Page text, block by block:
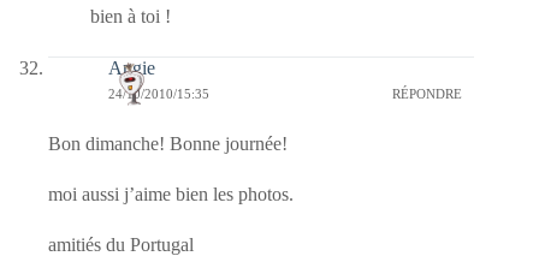
bien à toi !
Angie
24/10/2010/15:35 RÉPONDRE
Bon dimanche! Bonne journée!
moi aussi j’aime bien les photos.
amitiés du Portugal